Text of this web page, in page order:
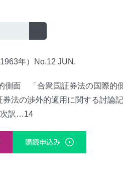
年）No.12 JUN.
側面 「合衆国証券法の国際
法の渉外的適用に関する討論
次訳…14
購読申込み